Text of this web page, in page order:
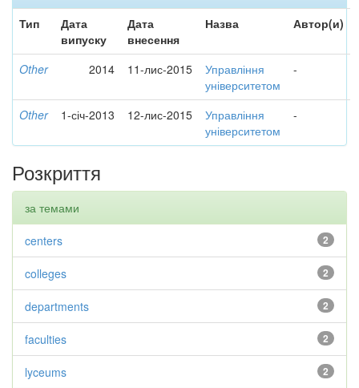
Тип
Дата
випуску
Дата
внесення
Назва Автор(и)
Other 2014 11-лис-2015
Управління
університетом
-
Other 1-січ-2013 12-лис-2015
Управління
університетом
-
Розкриття
за темами
2
centers
2
colleges
2
departments
2
faculties
2
lyceums